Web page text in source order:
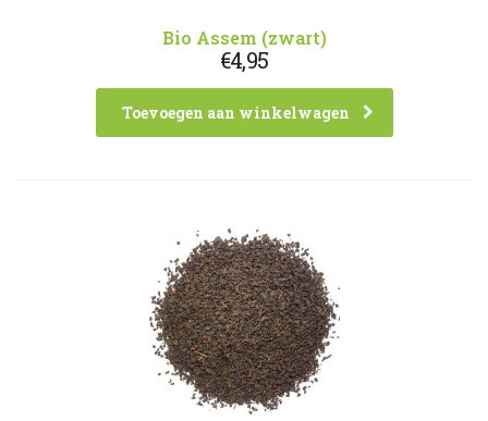
Bio Assem (zwart)
€4,95
Toevoegen aan winkelwagen